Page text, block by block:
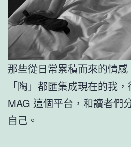
那些從日常累積而來的情感
「陶」都匯集成現在的我
MAG 這個平台，和讀者們
自己。